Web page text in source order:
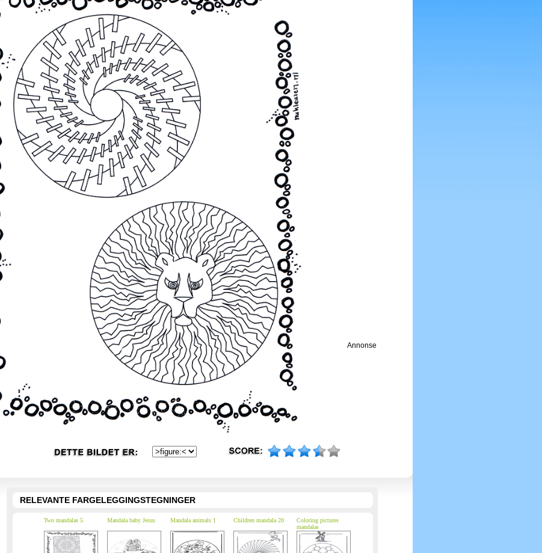
Annonse
RELEVANTE FARGELEGGINGSTEGNINGER
Two mandalas 5 Mandala baby Jesus Mandala animals 1 Children mandala 20
Coloring pictures
mandalas